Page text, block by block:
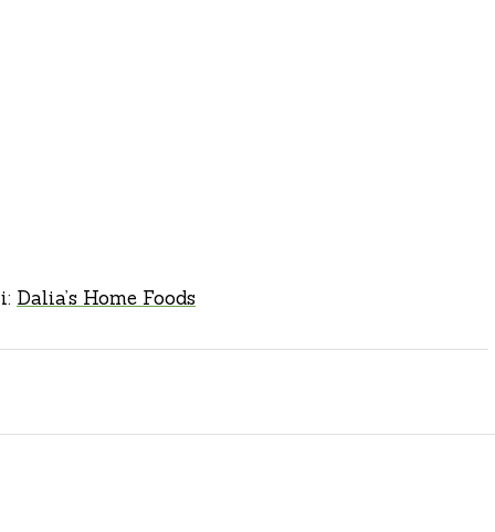
Dalia’s Home Foods